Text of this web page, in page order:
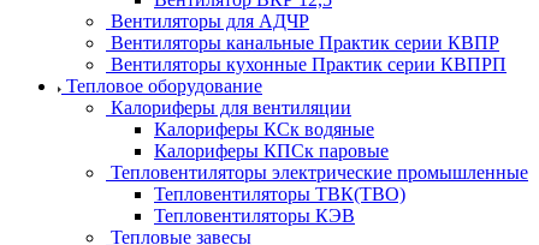
Вентиляторы для АДЧР
Вентиляторы канальные Практик серии КВПР
Вентиляторы кухонные Практик серии КВПРП
Тепловое оборудование
Калориферы для вентиляции
Калориферы КСк водяные
Калориферы КПСк паровые
Тепловентиляторы электрические промышленные
Тепловентиляторы ТВК(ТВО)
Тепловентиляторы КЭВ
Тепловые завесы